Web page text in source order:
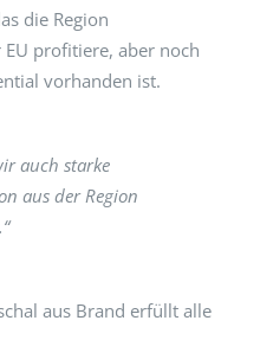
die Region
profitiere, aber noch
vorhanden ist.
auch starke
aus der Region
aus Brand erfüllt alle